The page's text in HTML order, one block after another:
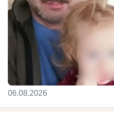
06.08.2026